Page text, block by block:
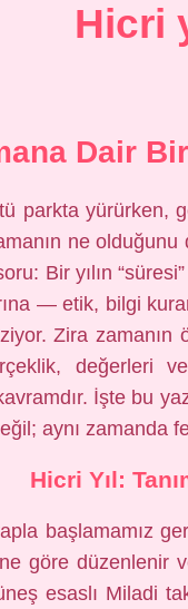
Hicri
Dair
parkta yürürken,
ne
Bir yılın
— etik, bilgi
Zira
değerleri
İşte bu
aynı zamanda
Hicri Yıl:
başlamamız
göre düzenlenir
esaslı Miladi